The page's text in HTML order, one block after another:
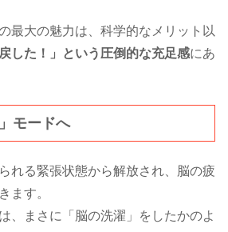
最大の魅力は、科学的なメリット以
した！」という圧倒的な充足感にあ
モードへ
れる緊張状態から解放され、脳の疲
ます。
、まさに「脳の洗濯」をしたかのよ